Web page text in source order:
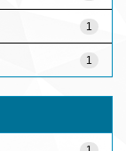
1
1